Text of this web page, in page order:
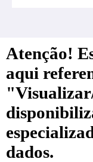
Atenção!
aqui
dados.